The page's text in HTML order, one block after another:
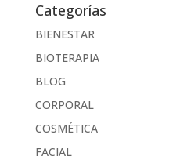
Categorías
BIENESTAR
BIOTERAPIA
BLOG
CORPORAL
COSMÉTICA
FACIAL